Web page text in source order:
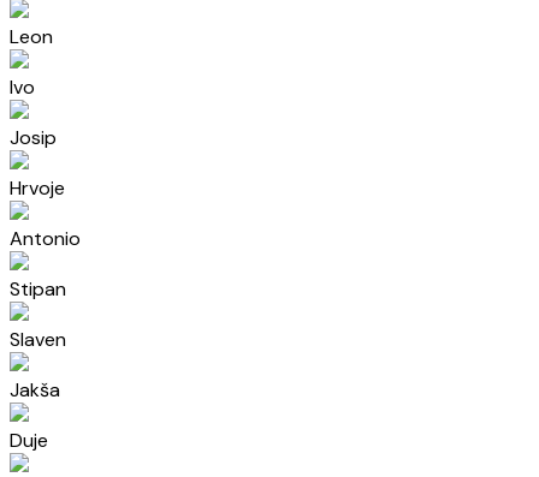
Leon
Ivo
Josip
Hrvoje
Antonio
Stipan
Slaven
Jakša
Duje